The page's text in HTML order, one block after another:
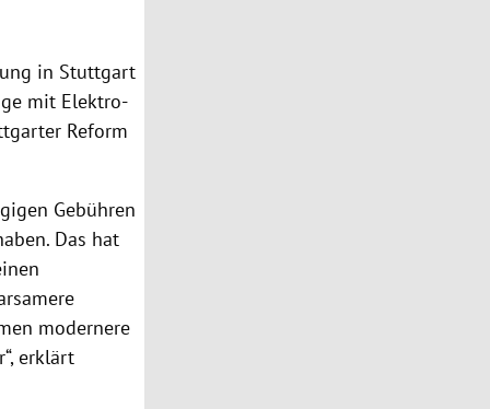
in Stuttgart
mit Elektro-
Reform
Gebühren
Das hat
modernere
erklärt